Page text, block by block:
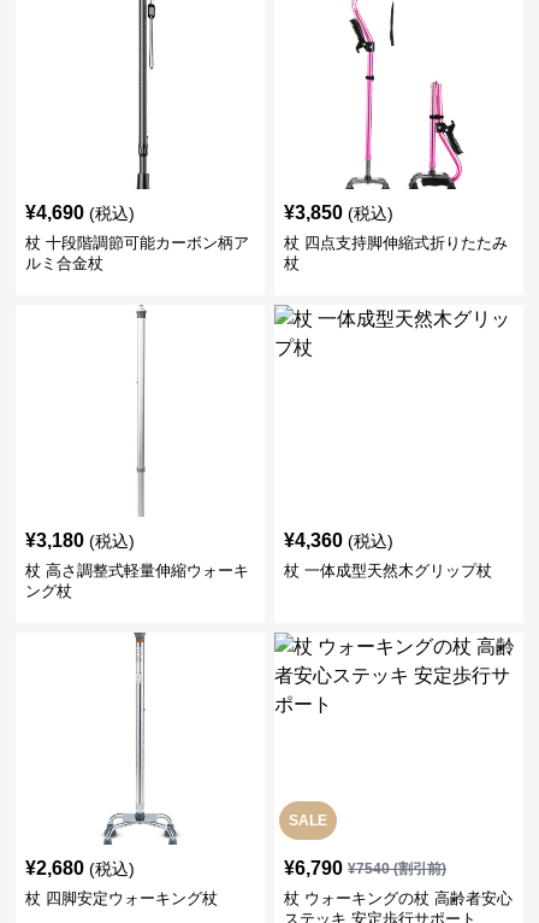
¥4,690 (税込)
杖 十段階調節可能カーボン柄ア
ルミ合金杖
¥3,850 (税込)
杖 四点支持脚伸縮式折りたたみ
杖
¥3,180 (税込)
杖 高さ調整式軽量伸縮ウォーキ
ング杖
¥4,360 (税込)
杖 一体成型天然木グリップ杖
¥2,680 (税込)
杖 四脚安定ウォーキング杖
SALE
¥6,790 ¥7540(割引前)
杖 ウォーキングの杖 高齢者安心
ステッキ 安定歩行サポート